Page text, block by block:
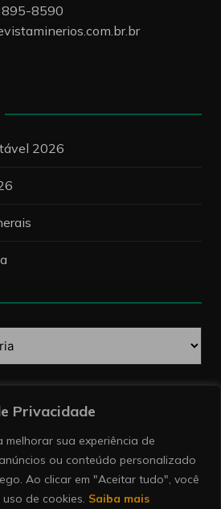
Privacidade
melhorar sua experiência de
ou conteúdo personalizado
Ao clicar em "Aceitar tudo", você
de cookies. Saiba mais
8590
2026